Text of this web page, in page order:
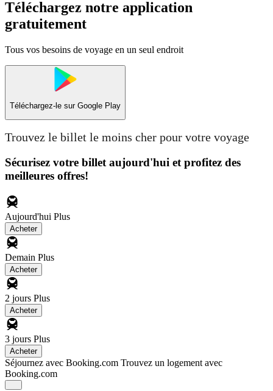
Téléchargez notre application
gratuitement
Tous vos besoins de voyage en un seul endroit
Téléchargez-le sur Google Play
Trouvez le billet le moins cher pour votre voyage
Sécurisez votre billet aujourd'hui et profitez des
meilleures offres!
Aujourd'hui Plus
Acheter
Demain Plus
Acheter
2 jours Plus
Acheter
3 jours Plus
Acheter
Séjournez avec Booking.com Trouvez un logement avec
Booking.com